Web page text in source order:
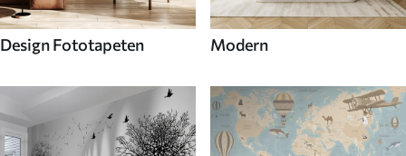
Design Fototapeten Modern